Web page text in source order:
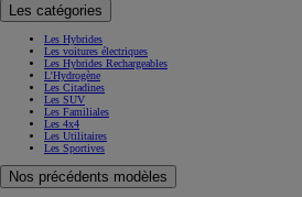
Les catégories
Les Hybrides
Les voitures électriques
Les Hybrides Rechargeables
L'Hydrogène
Les Citadines
Les SUV
Les Familiales
Les 4x4
Les Utilitaires
Les Sportives
Nos précédents modèles